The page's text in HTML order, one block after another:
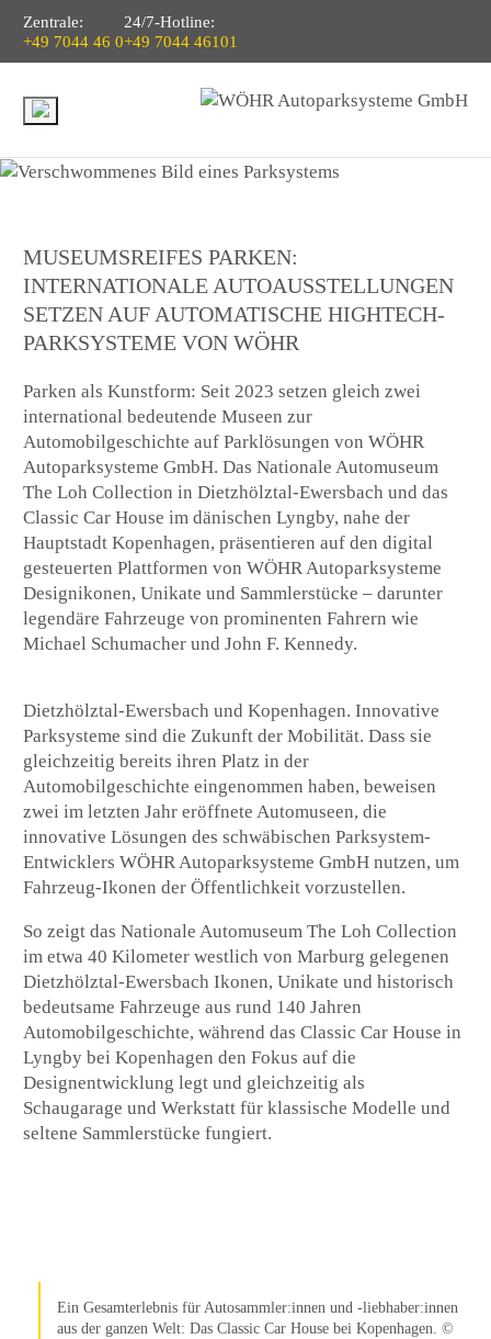
Zentrale:
+49 7044 46 0
24/7-Hotline:
+49 7044 46101
MUSEUMSREIFES PARKEN:
INTERNATIONALE AUTOAUSSTELLUNGEN
SETZEN AUF AUTOMATISCHE HIGHTECH-
PARKSYSTEME VON WÖHR
Parken als Kunstform: Seit 2023 setzen gleich zwei
international bedeutende Museen zur
Automobilgeschichte auf Parklösungen von WÖHR
Autoparksysteme GmbH. Das Nationale Automuseum
The Loh Collection in Dietzhölztal-Ewersbach und das
Classic Car House im dänischen Lyngby, nahe der
Hauptstadt Kopenhagen, präsentieren auf den digital
gesteuerten Plattformen von WÖHR Autoparksysteme
Designikonen, Unikate und Sammlerstücke – darunter
legendäre Fahrzeuge von prominenten Fahrern wie
Michael Schumacher und John F. Kennedy.
Dietzhölztal-Ewersbach und Kopenhagen. Innovative
Parksysteme sind die Zukunft der Mobilität. Dass sie
gleichzeitig bereits ihren Platz in der
Automobilgeschichte eingenommen haben, beweisen
zwei im letzten Jahr eröffnete Automuseen, die
innovative Lösungen des schwäbischen Parksystem-
Entwicklers WÖHR Autoparksysteme GmbH nutzen, um
Fahrzeug-Ikonen der Öffentlichkeit vorzustellen.
So zeigt das Nationale Automuseum The Loh Collection
im etwa 40 Kilometer westlich von Marburg gelegenen
Dietzhölztal-Ewersbach Ikonen, Unikate und historisch
bedeutsame Fahrzeuge aus rund 140 Jahren
Automobilgeschichte, während das Classic Car House in
Lyngby bei Kopenhagen den Fokus auf die
Designentwicklung legt und gleichzeitig als
Schaugarage und Werkstatt für klassische Modelle und
seltene Sammlerstücke fungiert.
Ein Gesamterlebnis für Autosammler:innen und -liebhaber:innen
aus der ganzen Welt: Das Classic Car House bei Kopenhagen. ©